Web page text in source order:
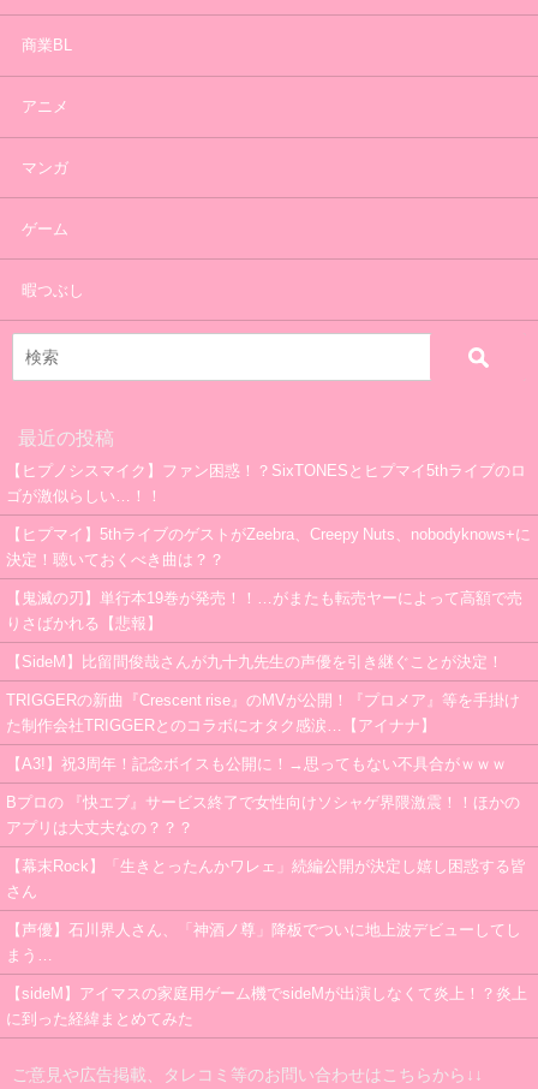
商業BL
アニメ
マンガ
ゲーム
暇つぶし
最近の投稿
【ヒプノシスマイク】ファン困惑！？SixTONESとヒプマイ5thライブのロ
ゴが激似らしい…！！
【ヒプマイ】5thライブのゲストがZeebra、Creepy Nuts、nobodyknows+に
決定！聴いておくべき曲は？？
【鬼滅の刃】単行本19巻が発売！！…がまたも転売ヤーによって高額で売
りさばかれる【悲報】
【SideM】比留間俊哉さんが九十九先生の声優を引き継ぐことが決定！
TRIGGERの新曲『Crescent rise』のMVが公開！『プロメア』等を手掛け
た制作会社TRIGGERとのコラボにオタク感涙…【アイナナ】
【A3!】祝3周年！記念ボイスも公開に！→思ってもない不具合がｗｗｗ
Bプロの 『快エブ』サービス終了で女性向けソシャゲ界隈激震！！ほかの
アプリは大丈夫なの？？？
【幕末Rock】「生きとったんかワレェ」続編公開が決定し嬉し困惑する皆
さん
【声優】石川界人さん、「神酒ノ尊」降板でついに地上波デビューしてし
まう…
【sideM】アイマスの家庭用ゲーム機でsideMが出演しなくて炎上！？炎上
に到った経緯まとめてみた
ご意見や広告掲載、タレコミ等のお問い合わせはこちらから↓↓